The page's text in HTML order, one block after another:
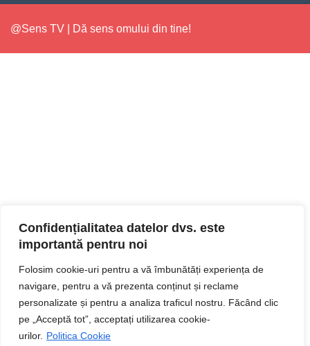
Confidențialitatea datelor dvs. este
importantă pentru noi
Folosim cookie-uri pentru a vă îmbunătăți experiența de
navigare, pentru a vă prezenta conținut și reclame
personalizate și pentru a analiza traficul nostru. Făcând clic
pe „Acceptă tot”, acceptați utilizarea cookie-
urilor. Politica Cookie
@Sens TV | Dă sens omului din tine!